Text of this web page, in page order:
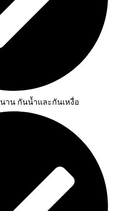
าน กันน้ำและกันเหงื่อ